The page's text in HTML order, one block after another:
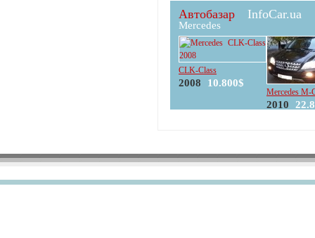
Автобазар InfoCar.ua
Mercedes
CLK-Class
2008 10.800$
Mercedes M-
2010